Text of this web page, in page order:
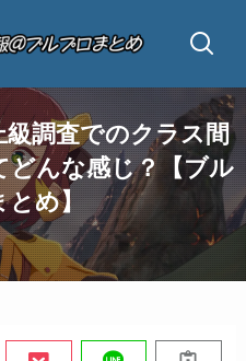
級調査でのクラス間
どんな感じ？【ブル
とめ】